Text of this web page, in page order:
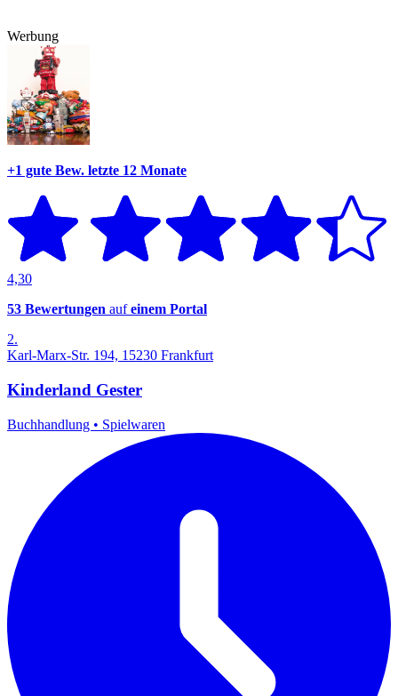
Werbung
+1 gute Bew. letzte 12 Monate
4,30
53 Bewertungen aufeinem Portal
2.
Karl-Marx-Str. 194, 15230 Frankfurt
Kinderland Gester
Buchhandlung • Spielwaren